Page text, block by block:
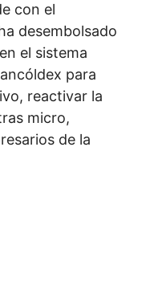
con el
desembolsado
el sistema
para
reactivar la
micro,
de la